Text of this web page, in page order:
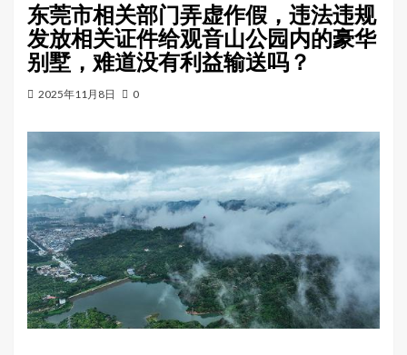
东莞市相关部门弄虚作假，违法违规
发放相关证件给观音山公园内的豪华
别墅，难道没有利益输送吗？
2025年11月8日 0